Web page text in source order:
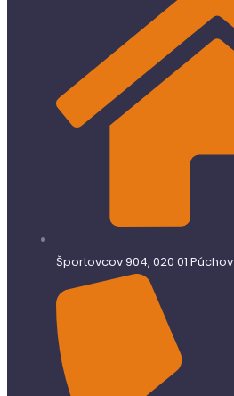
Športovcov 904, 020 01 Púchov